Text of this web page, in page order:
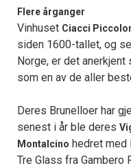
Flere årganger
Vinhuset Ciacci
siden 1600-tallet, og
Norge, er det
som en av de aller
Deres Brunelloer har
senest i år ble deres
Montalcino hedret med
Tre Glass fra Gambero